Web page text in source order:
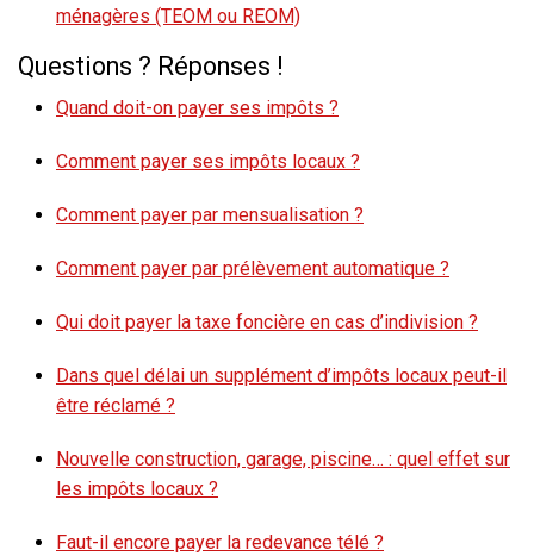
ménagères (TEOM ou REOM)
Questions ? Réponses !
Quand doit-on payer ses impôts ?
Comment payer ses impôts locaux ?
Comment payer par mensualisation ?
Comment payer par prélèvement automatique ?
Qui doit payer la taxe foncière en cas d’indivision ?
Dans quel délai un supplément d’impôts locaux peut-il
être réclamé ?
Nouvelle construction, garage, piscine… : quel effet sur
les impôts locaux ?
Faut-il encore payer la redevance télé ?